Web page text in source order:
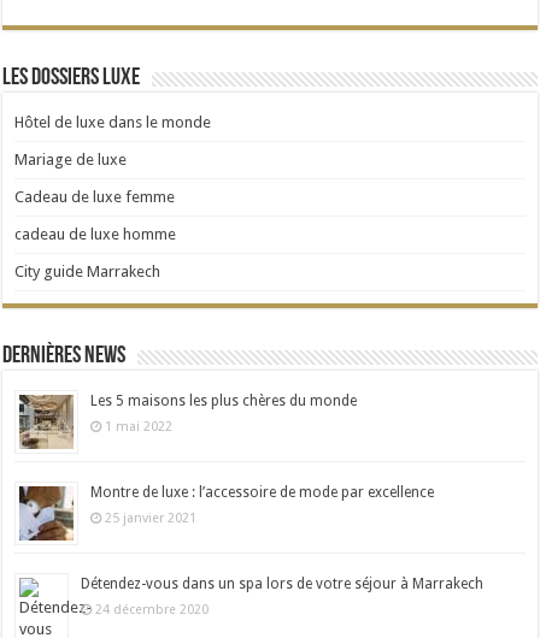
Les dossiers Luxe
Hôtel de luxe dans le monde
Mariage de luxe
Cadeau de luxe femme
cadeau de luxe homme
City guide Marrakech
Dernières news
Les 5 maisons les plus chères du monde
1 mai 2022
Montre de luxe : l’accessoire de mode par excellence
25 janvier 2021
Détendez-vous dans un spa lors de votre séjour à Marrakech
24 décembre 2020